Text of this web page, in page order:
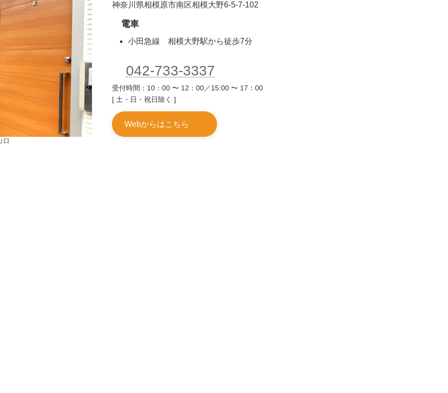
口
神奈川県相模原市南区相模大野6-5-7-102
電車
小田急線 相模大野駅から徒歩7分
042-733-3337
受付時間：10：00 〜 12：00／15:00 〜 17：00
[ 土・日・祝日除く ]
Webからはこちら